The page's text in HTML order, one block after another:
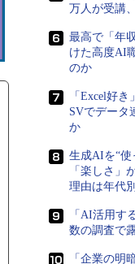
万人が受講
最高で「年
けた高度AI
のか
「Excel好
SVでデータ
か
生成AIを“使
「楽しさ
理由は年代
「AI活用す
数の調査で
「企業の明